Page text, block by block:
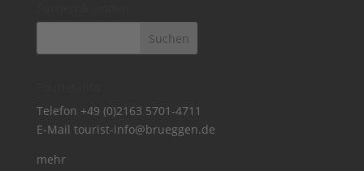
Telefon +49 (0)2163 5701-4711
E-Mail tourist-info@brueggen.de
mehr